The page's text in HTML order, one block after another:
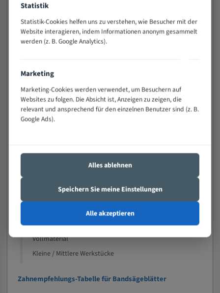
Widerstandsfähig gegen Zahnbruch auch bei
schwierigen Werkstücken (Materialmischung,
wechselnde Verbindungslängen)
Sehr geringe Vibration
Technische Beschreibung:
Positiver Spanwinkel
Bandkörper aus hochlegiertem Federstahl
Nichteisenmetalle
Speziell entwickelt für Profile / Rohre
Vollmaterial
Kleine / Mittlere Werkstücke
Zahnempfehlungs-Tabelle für Bandsägeblätter
Statistik
Statistik-Cookies helfen uns zu verstehen, wie Besucher mit der
Website interagieren, indem Informationen anonym gesammelt
werden (z. B. Google Analytics).
Marketing
Marketing-Cookies werden verwendet, um Besuchern auf
Websites zu folgen. Die Absicht ist, Anzeigen zu zeigen, die
relevant und ansprechend für den einzelnen Benutzer sind (z. B.
Google Ads).
Alles ablehnen
Speichern Sie meine Einstellungen
Alle akzeptieren